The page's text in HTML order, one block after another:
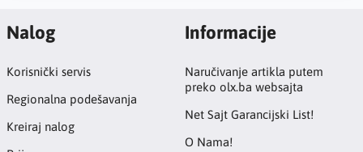
Nalog
Korisnički servis
Regionalna podešavanja
Kreiraj nalog
Informacije
Naručivanje artikla putem
preko olx.ba websajta
Net Sajt Garancijski List!
O Nama!